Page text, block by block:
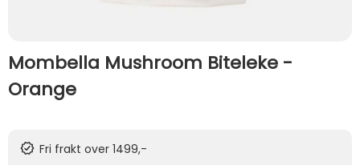
Mombella Mushroom Biteleke -
Orange
Fri frakt over 1499,-